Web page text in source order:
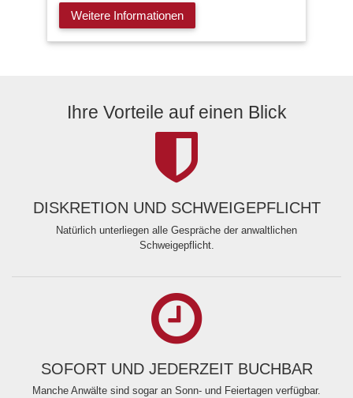
Weitere Informationen
Ihre Vorteile auf einen Blick
DISKRETION UND SCHWEIGEPFLICHT
Natürlich unterliegen alle Gespräche der anwaltlichen
Schweigepflicht.
SOFORT UND JEDERZEIT BUCHBAR
Manche Anwälte sind sogar an Sonn- und Feiertagen verfügbar.